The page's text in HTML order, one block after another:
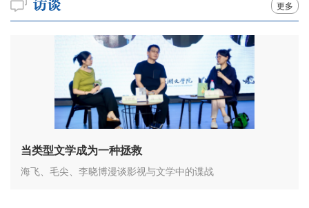
更多
当类型文学成为一种拯救
海飞、毛尖、李晓博漫谈影视与文学中的谍战